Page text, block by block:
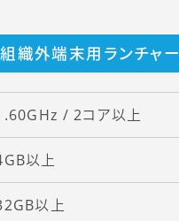
織外端末用ランチャー
/ 2コア以上
以上
以上